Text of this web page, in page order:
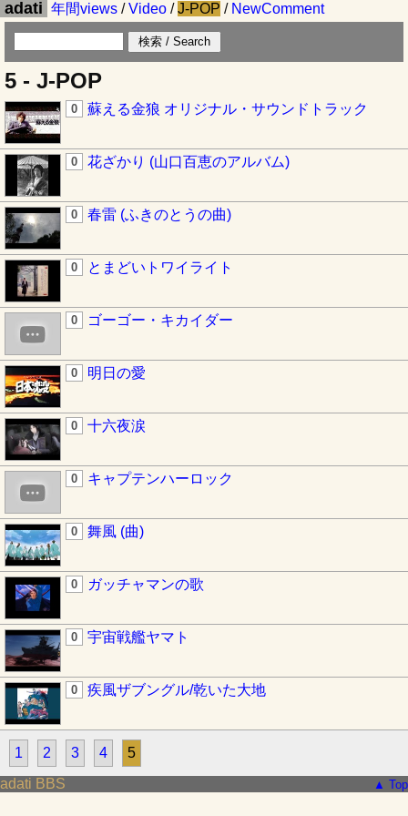
adati 年間views /Video /J-POP / NewComment
5 - J-POP
0 蘇える金狼 オリジナル・サウンドトラック
0 花ざかり (山口百恵のアルバム)
0 春雷 (ふきのとうの曲)
0 とまどいトワイライト
0 ゴーゴー・キカイダー
0 明日の愛
0 十六夜涙
0 キャプテンハーロック
0 舞風 (曲)
0 ガッチャマンの歌
0 宇宙戦艦ヤマト
0 疾風ザブングル/乾いた大地
1 2 3 4
5
adati BBS
▲ Top